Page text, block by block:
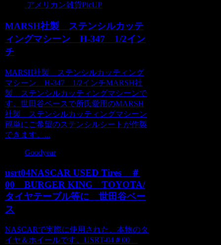
アメリカン雑貨PicUP
MARSH社製 ステンシルカッテ
ィングマシーン H-347 1/2イン
チ
MARSH社製 ステンシルカッティング
マシーン H-347 1/2インチMARSH社
製 ステンシルカッティングマシーンで
す。世田谷ベースで所氏愛用のMARSH
社製 ステンシルカッティングマシーン
簡単にご希望のステンシルシートが作製
できます。...
Goodyear
usrt04NASCAR USED Tires ＃
00 BURGER KING TOYOTA/
タイヤテーブル等に 世田谷ベー
ス
NASCARで実際に使用された、本物のタ
イヤ＆ホイールです。USRT-04＃00